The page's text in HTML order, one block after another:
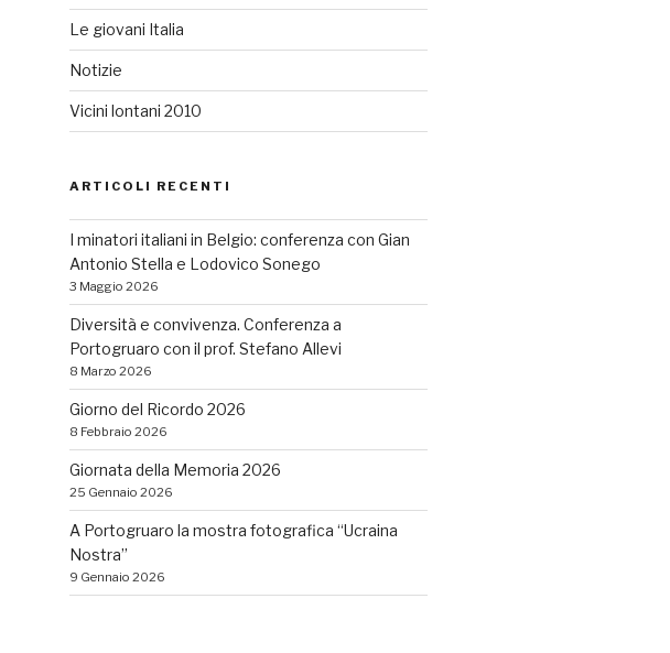
Le giovani Italia
Notizie
Vicini lontani 2010
ARTICOLI RECENTI
I minatori italiani in Belgio: conferenza con Gian
Antonio Stella e Lodovico Sonego
3 Maggio 2026
Diversità e convivenza. Conferenza a
Portogruaro con il prof. Stefano Allevi
8 Marzo 2026
Giorno del Ricordo 2026
8 Febbraio 2026
Giornata della Memoria 2026
25 Gennaio 2026
A Portogruaro la mostra fotografica “Ucraina
Nostra”
9 Gennaio 2026